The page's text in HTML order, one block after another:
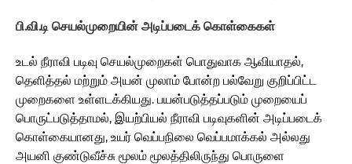
பி.வி.டி செயல்முறையின் அடிப்படைக் கொள்கைகள்
உடல் நீராவி படிவு செயல்முறைகள் பொதுவாக ஆவியாதல்,
தெளித்தல் மற்றும் அயன் முலாம் போன்ற பல்வேறு குறிப்பிட்ட
முறைகளை உள்ளடக்கியது. பயன்படுத்தப்படும் முறையைப்
பொருட்படுத்தாமல், இயற்பியல் நீராவி படிவுகளின் அடிப்படைக்
கொள்கையானது, உயர் வெப்பநிலை வெப்பமாக்கல் அல்லது
அயனி குண்டுவீச்சு மூலம் மூலத்திலிருந்து பொருளை